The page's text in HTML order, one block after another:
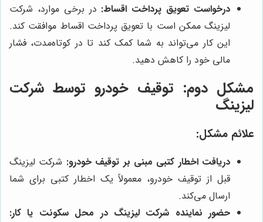
درخواست تعویق پرداخت اقساط: در برخی موارد، شرکت
لیزینگ ممکن است با تعویق پرداخت اقساط موافقت کند.
این کار می‌تواند به شما کمک کند تا در کوتاه‌مدت، فشار
مالی خود را کاهش دهید.
مشکل دوم: توقیف خودرو توسط شرکت
لیزینگ
علائم مشکل:
دریافت اخطار کتبی مبنی بر توقیف خودرو: شرکت لیزینگ
قبل از توقیف خودرو، معمولاً یک اخطار کتبی برای شما
ارسال می‌کند.
حضور نماینده شرکت لیزینگ در محل سکونت یا کار: